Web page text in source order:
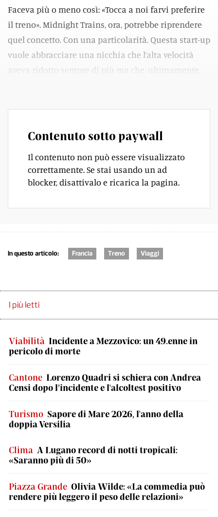
Faceva più o meno così: «Tocca a noi farvi preferire
il treno». Midnight Trains, ora, potrebbe riprendere
quel concetto. Con una particolarità. Questa start-up
vuole abbracciare una nicchia che l’alta velocità
aveva ridotto sempre di più ma che, ultimamente,
Contenuto sotto paywall
Il contenuto non può essere visualizzato
correttamente. Se stai usando un ad
blocker, disattivalo e ricarica la pagina.
In questo articolo: Francia Treno Viaggi
I più letti
Viabilità Incidente a Mezzovico: un 49.enne in
pericolo di morte
Cantone Lorenzo Quadri si schiera con Andrea
Censi dopo l’incidente e l'alcoltest positivo
Turismo Sapore di Mare 2026, l'anno della
doppia Versilia
Clima A Lugano record di notti tropicali:
«Saranno più di 50»
Piazza Grande Olivia Wilde: «La commedia può
rendere più leggero il peso delle relazioni»